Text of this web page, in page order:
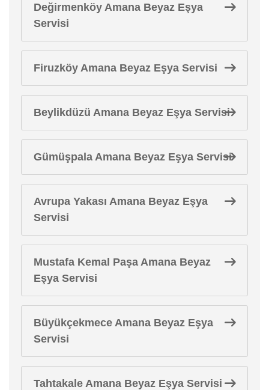
Değirmenköy Amana Beyaz Eşya
Servisi
Firuzköy Amana Beyaz Eşya Servisi
Beylikdüzü Amana Beyaz Eşya Servisi
Gümüşpala Amana Beyaz Eşya Servisi
Avrupa Yakası Amana Beyaz Eşya
Servisi
Mustafa Kemal Paşa Amana Beyaz
Eşya Servisi
Büyükçekmece Amana Beyaz Eşya
Servisi
Tahtakale Amana Beyaz Eşya Servisi